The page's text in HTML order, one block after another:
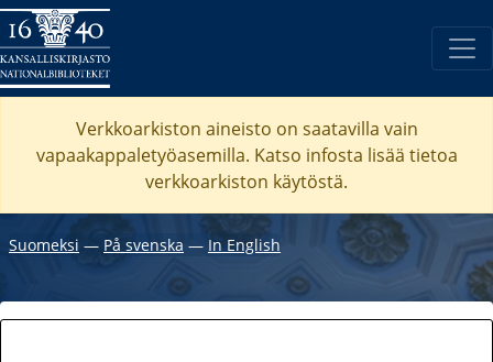
Verkkoarkiston aineisto on saatavilla vain
vapaakappaletyöasemilla. Katso infosta lisää tietoa
verkkoarkiston käytöstä.
Suomeksi ― På svenska ― In English